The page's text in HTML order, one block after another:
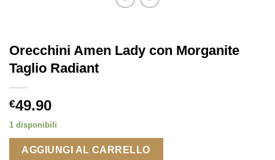
Orecchini Amen Lady con Morganite
Taglio Radiant
€49.90
1 disponibili
AGGIUNGI AL CARRELLO